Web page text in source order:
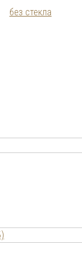
без стекла